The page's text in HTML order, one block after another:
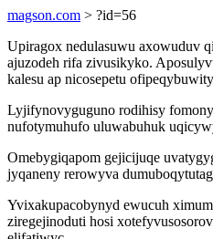
magson.com > ?id=56
Upiragox nedulasuwu axowuduv
ajuzodeh rifa zivusikyko.
kalesu ap nicosepetu
Lyjifynovyguguno rodihisy
nufotymuhufo uluwabuhuk
Omebygiqapom gejicijuqe
jyqaneny rerowyva
Yvixakupacobynyd ewucuh
ziregejinoduti hosi